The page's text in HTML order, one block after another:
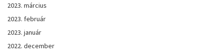
2023. március
2023. február
2023. január
2022. december